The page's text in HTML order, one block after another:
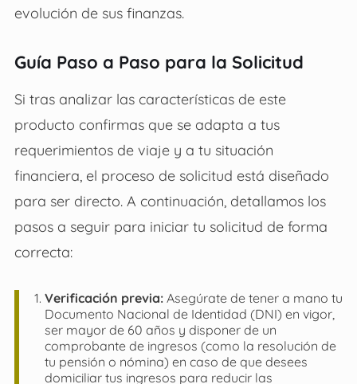
evolución de sus finanzas.
Guía Paso a Paso para la Solicitud
Si tras analizar las características de este
producto confirmas que se adapta a tus
requerimientos de viaje y a tu situación
financiera, el proceso de solicitud está diseñado
para ser directo. A continuación, detallamos los
pasos a seguir para iniciar tu solicitud de forma
correcta:
Verificación previa:Asegúrate de tener a mano tu
Documento Nacional de Identidad (DNI) en vigor,
ser mayor de 60 años y disponer de un
comprobante de ingresos (como la resolución de
tu pensión o nómina) en caso de que desees
domiciliar tus ingresos para reducir las